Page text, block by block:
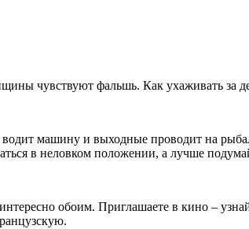
чувствуют фальшь. Как ухаживать за
машину и выходные проводит на
в неловком положении, а лучше
обоим. Приглашаете в кино –